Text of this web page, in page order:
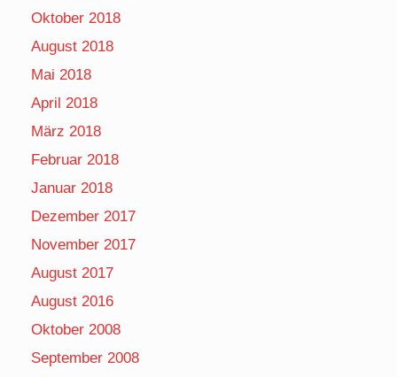
Oktober 2018
August 2018
Mai 2018
April 2018
März 2018
Februar 2018
Januar 2018
Dezember 2017
November 2017
August 2017
August 2016
Oktober 2008
September 2008